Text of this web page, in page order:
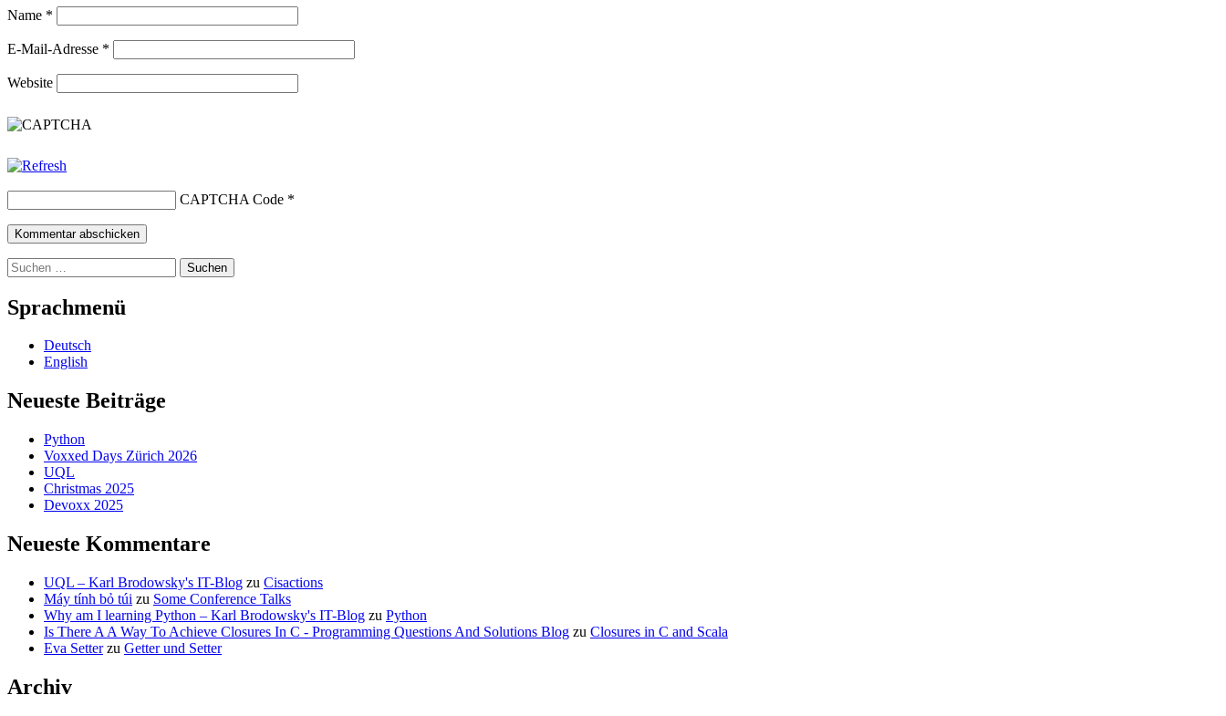
Name *
E-Mail-Adresse *
Website
CAPTCHA Code *
Suchen
nach:
Sprachmenü
Deutsch
English
Neueste Beiträge
Python
Voxxed Days Zürich 2026
UQL
Christmas 2025
Devoxx 2025
Neueste Kommentare
UQL – Karl Brodowsky's IT-Blog zu Cisactions
Máy tính bỏ túi zu Some Conference Talks
Why am I learning Python – Karl Brodowsky's IT-Blog zu Python
Is There A A Way To Achieve Closures In C - Programming Questions And Solutions Blog zu Closures in C and Scala
Eva Setterzu Getter und Setter
Archiv